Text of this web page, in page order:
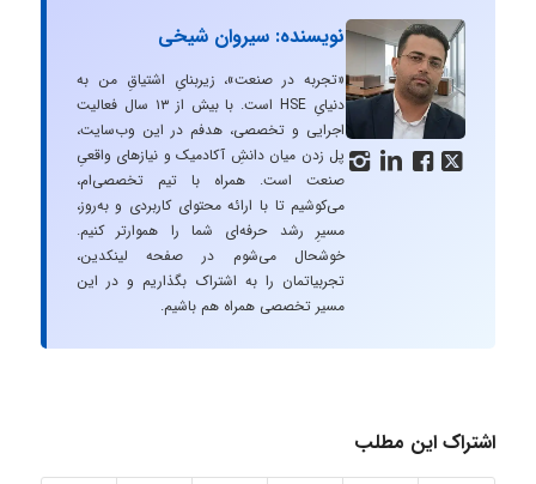
   
نویسنده: سیروان شیخی
«تجربه در صنعت»، زیربنایِ اشتیاقِ من به
دنیایِ HSE است. با بیش از ۱۳ سال فعالیت
اجرایی و تخصصی، هدفم در این وب‌سایت،
پل زدن میان دانشِ آکادمیک و نیازهای واقعیِ
صنعت است. همراه با تیم تخصصی‌ام،
می‌کوشیم تا با ارائه محتوای کاربردی و به‌روز،
مسیرِ رشد حرفه‌ای شما را هموارتر کنیم.
خوشحال می‌شوم در صفحه لینکدین،
تجربیاتمان را به اشتراک بگذاریم و در این
مسیر تخصصی همراه هم باشیم.
اشتراک این مطلب